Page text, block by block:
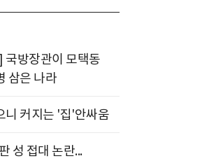
국방장관이 모택동
삼은 나라
니 커지는 '집'안싸움
성 접대 논란...